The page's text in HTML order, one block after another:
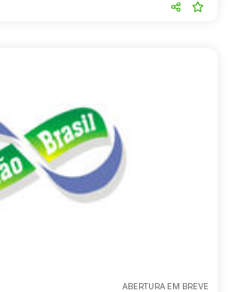
ABERTURA EM BREVE